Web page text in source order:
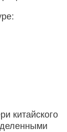
китайского